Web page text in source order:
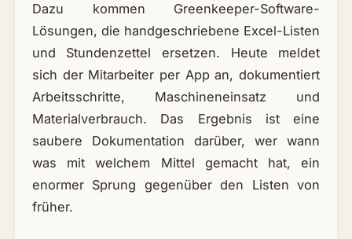
Dazu kommen Greenkeeper-Software-
Lösungen, die handgeschriebene Excel-Listen
und Stundenzettel ersetzen. Heute meldet
sich der Mitarbeiter per App an, dokumentiert
Arbeitsschritte, Maschineneinsatz und
Materialverbrauch. Das Ergebnis ist eine
saubere Dokumentation darüber, wer wann
was mit welchem Mittel gemacht hat, ein
enormer Sprung gegenüber den Listen von
früher.